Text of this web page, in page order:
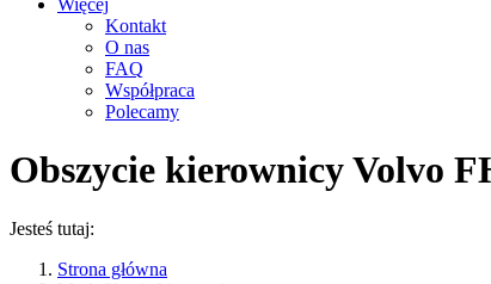
Więcej
Kontakt
O nas
FAQ
Współpraca
Polecamy
Obszycie kierownicy Volvo
Jesteś tutaj:
Strona główna